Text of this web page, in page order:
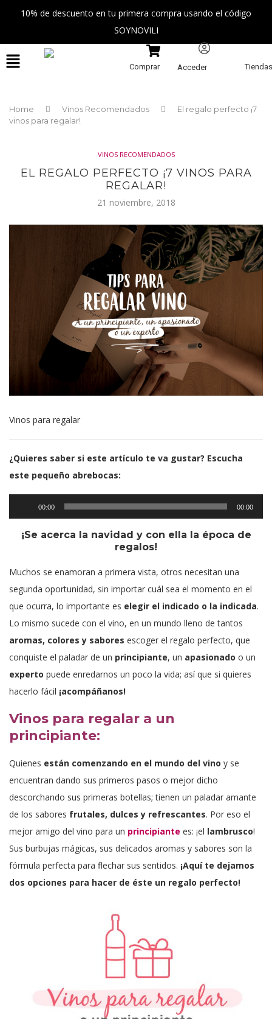
10% de descuento en tu primera compra usando el código
SOYNOVILI
Comprar Acceder Tiendas
Home Vinos Recomendados
El regalo perfecto ¡7
vinos para regalar!
VINOS RECOMENDADOS
EL REGALO PERFECTO ¡7 VINOS PARA
REGALAR!
21 noviembre, 2018
Vinos para regalar
¿Quieres saber si este artículo te va gustar? Escucha
este pequeño abrebocas:
de
audio
00:00 00:00
¡Se acerca la navidad y con ella la época de
regalos!
Muchos se enamoran a primera vista, otros necesitan una
segunda oportunidad, sin importar cuál sea el momento en el
que ocurra, lo importante es elegir el indicado o la indicada.
Lo mismo sucede con el vino, en un mundo lleno de tantos
aromas, colores y sabores escoger el regalo perfecto, que
conquiste el paladar de un principiante, un apasionado o un
experto puede enredarnos un poco la vida; así que si quieres
hacerlo fácil ¡acompáñanos!
Vinos para regalar a un
principiante:
Quienes están comenzando en el mundo del vino y se
encuentran dando sus primeros pasos o mejor dicho
descorchando sus primeras botellas; tienen un paladar amante
de los sabores frutales, dulces y refrescantes. Por eso el
mejor amigo del vino para un principiante es: ¡el lambrusco!
Sus burbujas mágicas, sus delicados aromas y sabores son la
fórmula perfecta para flechar sus sentidos. ¡Aquí te dejamos
dos opciones para hacer de éste un regalo perfecto!